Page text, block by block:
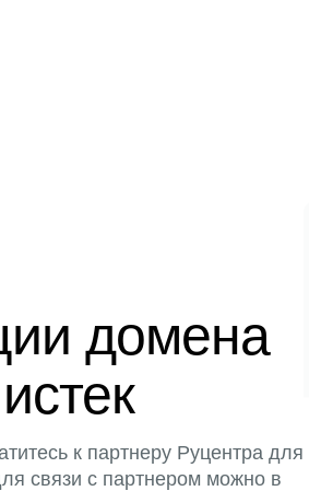
домена
к партнеру Руцентра для
связи с партнером можно в